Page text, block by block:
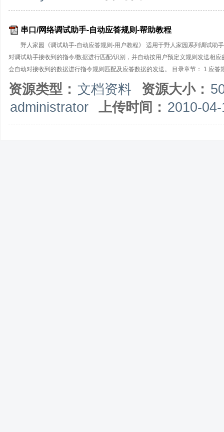
串口/网络调试助手-自动应答规则-帮助教程
野人家园《调试助手-自动应答规则-用户教程》 适用于野人家园系列调试助
对调试助手接收到的指令/数据进行匹配/识别，并自动按用户预定义规则发送相
会自动对接收到的数据进行指令规则匹配及应答数据的发送。 目录章节： 1 应
函数详解 7 应答规则设计实例 ●在线帮助文档： 《野人家园-自动应答规则-在
资源类型： 文档资料 资源大小：
administrator
上传时间： 2010-